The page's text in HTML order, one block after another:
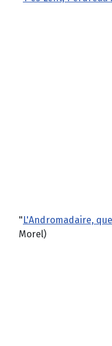
" L'Andromadaire,
Morel)